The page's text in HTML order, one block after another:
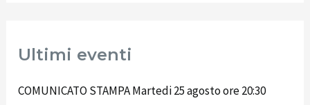
Ultimi eventi
COMUNICATO STAMPA Martedi 25 agosto ore 20:30